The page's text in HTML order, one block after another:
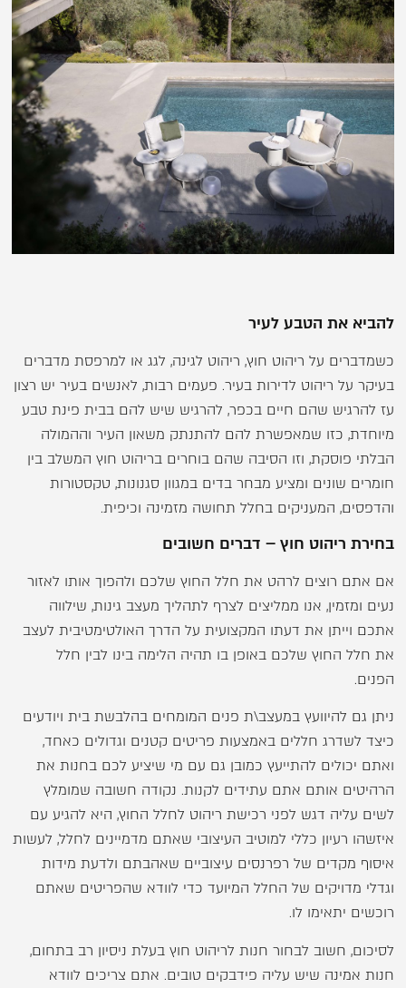
להביא את הטבע לעיר
כשמדברים על ריהוט חוץ, ריהוט לגינה, לגג או למרפסת מדברים
בעיקר על ריהוט לדירות בעיר. פעמים רבות, לאנשים בעיר יש רצון
עז להרגיש שהם חיים בכפר, להרגיש שיש להם בבית פינת טבע
מיוחדת, כזו שמאפשרת להם להתנתק משאון העיר וההמולה
הבלתי פוסקת, וזו הסיבה שהם בוחרים בריהוט חוץ המשלב בין
חומרים שונים ומציע מבחר בדים במגוון סגנונות, טקסטורות
והדפסים, המעניקים בחלל תחושה מזמינה וכיפית.
בחירת ריהוט חוץ – דברים חשובים
אם אתם רוצים לרהט את חלל החוץ שלכם ולהפוך אותו לאזור
נעים ומזמין, אנו ממליצים לצרף לתהליך מעצב גינות, שילווה
אתכם וייתן את דעתו המקצועית על הדרך האולטימטיבית לעצב
את חלל החוץ שלכם באופן בו תהיה הלימה בינו לבין חלל
הפנים.
ניתן גם להיוועץ במעצב\ת פנים המומחים בהלבשת בית ויודעים
כיצד לשדרג חללים באמצעות פריטים קטנים וגדולים כאחד,
ואתם יכולים להתייעץ כמובן גם עם מי שיציע לכם בחנות את
הרהיטים אותם אתם עתידים לקנות. נקודה חשובה שמומלץ
לשים עליה דגש לפני רכישת ריהוט לחלל החוץ, היא להגיע עם
איזשהו רעיון כללי למוטיב העיצובי שאתם מדמיינים לחלל, לעשות
איסוף מקדים של רפרנסים עיצוביים שאהבתם ולדעת מידות
וגדלי מדויקים של החלל המיועד כדי לוודא שהפריטים שאתם
רוכשים יתאימו לו.
לסיכום, חשוב לבחור חנות לריהוט חוץ בעלת ניסיון רב בתחום,
חנות אמינה שיש עליה פידבקים טובים. אתם צריכים לוודא